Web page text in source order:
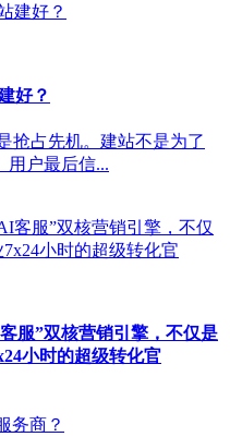
好？
抢占先机。建站不是为了
用户最后信...
服”双核营销引擎，不仅是
小时的超级转化官